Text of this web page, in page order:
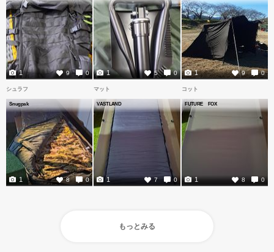
9 0
1 5 0
1 9 0
1
シュラフ
Snugpak
8 0
1
マット
VASTLAND
7 0
1
コット
FUTURE FOX
8 0
1
もっとみる